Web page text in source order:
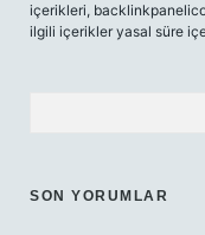
içerikleri,
ilgili içerikler yasal süre
SON YORUMLAR